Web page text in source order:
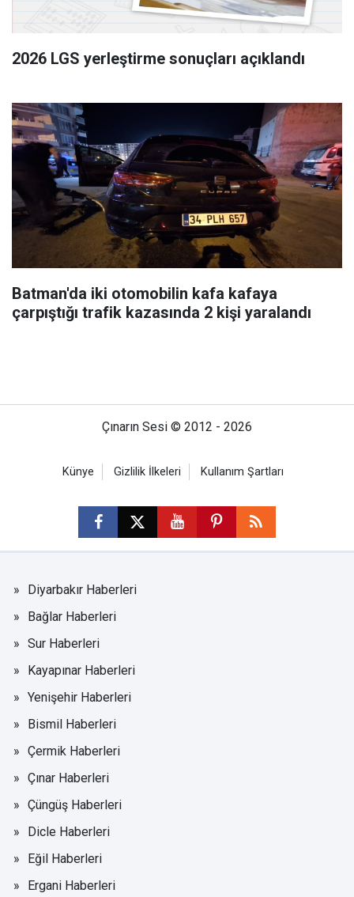
2026 LGS yerleştirme sonuçları açıklandı
Batman'da iki otomobilin kafa kafaya
çarpıştığı trafik kazasında 2 kişi yaralandı
Çınarın Sesi © 2012 - 2026
Künye Gizlilik İlkeleri Kullanım Şartları
Diyarbakır Haberleri
Bağlar Haberleri
Sur Haberleri
Kayapınar Haberleri
Yenişehir Haberleri
Bismil Haberleri
Çermik Haberleri
Çınar Haberleri
Çüngüş Haberleri
Dicle Haberleri
Eğil Haberleri
Ergani Haberleri